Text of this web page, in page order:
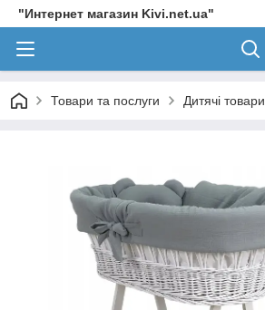
"Интернет магазин Kivi.net.ua"
Товари та послуги Дитячі товари